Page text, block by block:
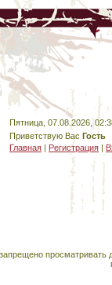
Пятница, 07.08.2026,
Приветствую Вас Гость
Главная | Регистрация |
просматривать